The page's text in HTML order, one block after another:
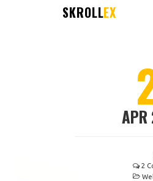
SKROLLEX
APR
2